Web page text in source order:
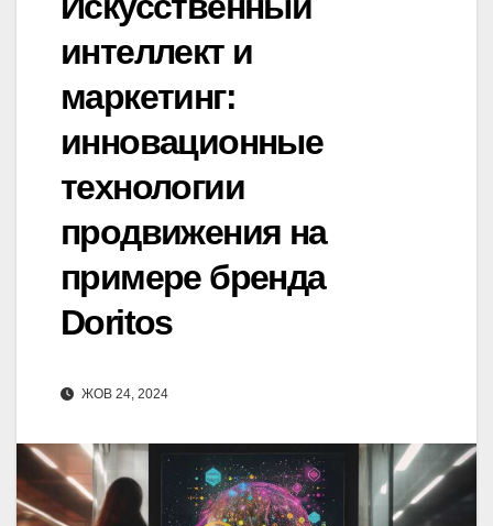
интеллект и
маркетинг:
инновационные
технологии
продвижения на
примере бренда
Doritos
ЖОВ 24, 2024